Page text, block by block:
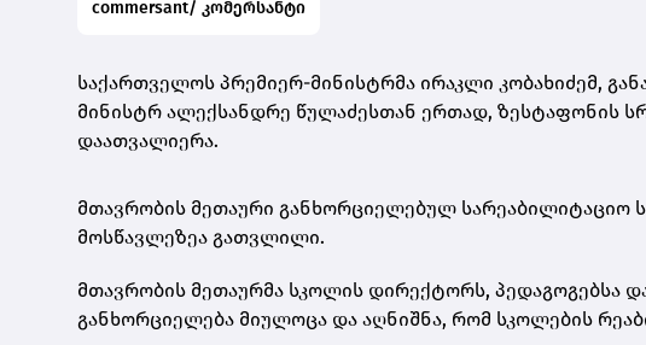
commersant/ კომერსანტი
საქართველოს პრემიერ-მინისტრმა ირაკლი კობახიძემ,
მინისტრ ალექსანდრე წულაძესთან ერთად, ზესტაფონის
დაათვალიერა.
მთავრობის მეთაური განხორციელებულ სარეაბილიტაციო
მოსწავლეზეა გათვლილი.
მთავრობის მეთაურმა სკოლის დირექტორს, პედაგოგებსა
განხორციელება მიულოცა და აღნიშნა, რომ სკოლების